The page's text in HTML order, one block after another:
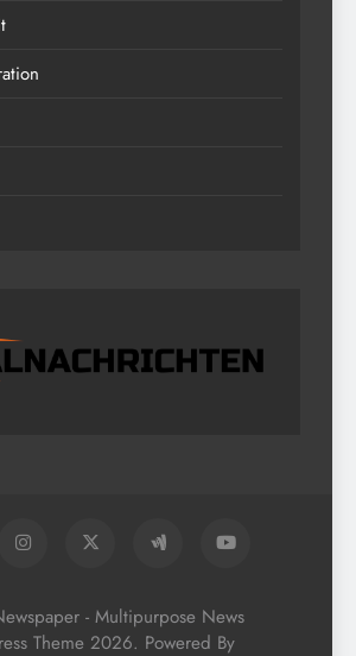
- Multipurpose News
Theme 2026. Powered By